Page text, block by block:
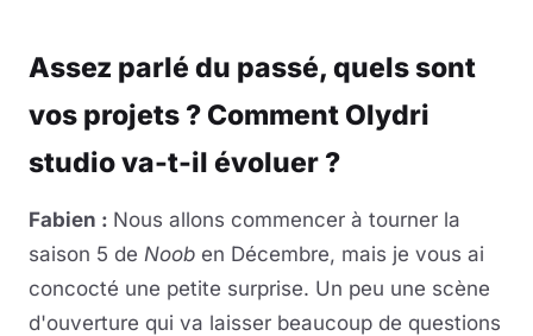
Assez parlé du passé, quels sont
vos projets ? Comment Olydri
studio va-t-il évoluer ?
Fabien : Nous allons commencer à tourner la
saison 5 de Noob en Décembre, mais je vous ai
concocté une petite surprise. Un peu une scène
d'ouverture qui va laisser beaucoup de questions